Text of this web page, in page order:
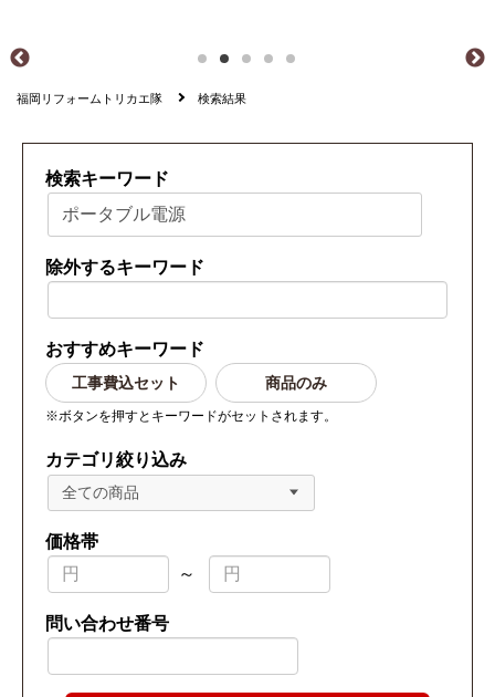
福岡リフォームトリカエ隊 検索結果
検索キーワード
除外するキーワード
おすすめキーワード
工事費込セット 商品のみ
※ボタンを押すとキーワードがセットされます。
カテゴリ絞り込み
全ての商品
価格帯
～
問い合わせ番号